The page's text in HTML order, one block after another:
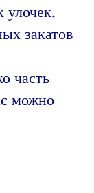
улочек,
закатов
часть
можно